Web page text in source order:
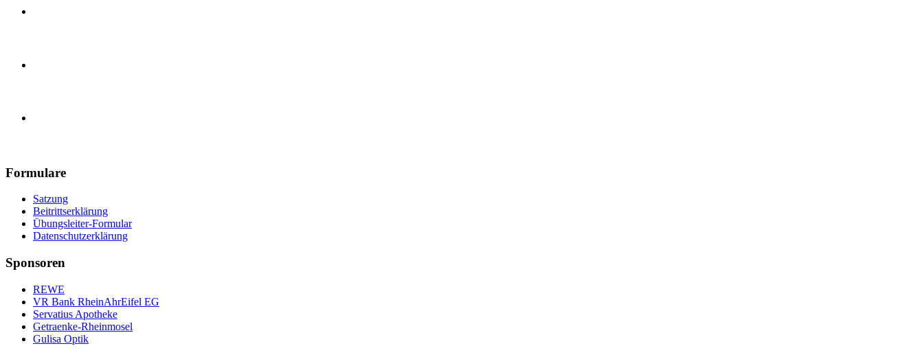
Formulare
Satzung
Beitrittserklärung
Übungsleiter-Formular
Datenschutzerklärung
Sponsoren
REWE
VR Bank RheinAhrEifel EG
Servatius Apotheke
Getraenke-Rheinmosel
Gulisa Optik